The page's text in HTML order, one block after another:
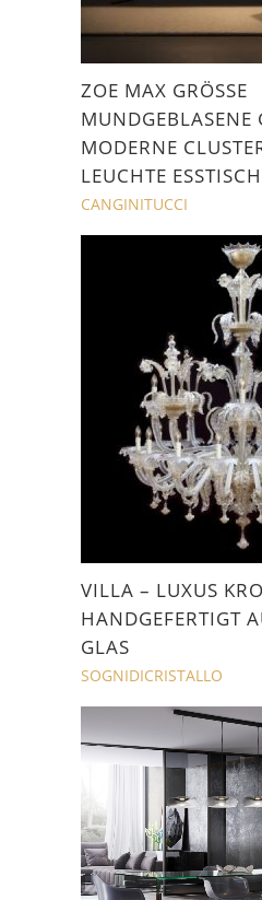
ZOE MAX GRÖSSE M
UNDGEBLASENE
ODERNE CLUSTER
EUCHTE
CANGINITUCCI
VILLA – LUXUS
HANDGEFERTIGT
GLAS
SOGNIDICRISTALLO